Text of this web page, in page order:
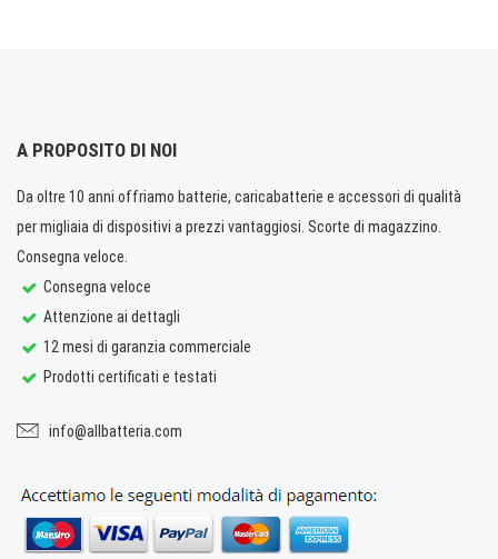
A PROPOSITO DI NOI
Da oltre 10 anni offriamo batterie, caricabatterie e accessori di qualità
per migliaia di dispositivi a prezzi vantaggiosi. Scorte di magazzino.
Consegna veloce.
Consegna veloce
Attenzione ai dettagli
12 mesi di garanzia commerciale
Prodotti certificati e testati
info@allbatteria.com